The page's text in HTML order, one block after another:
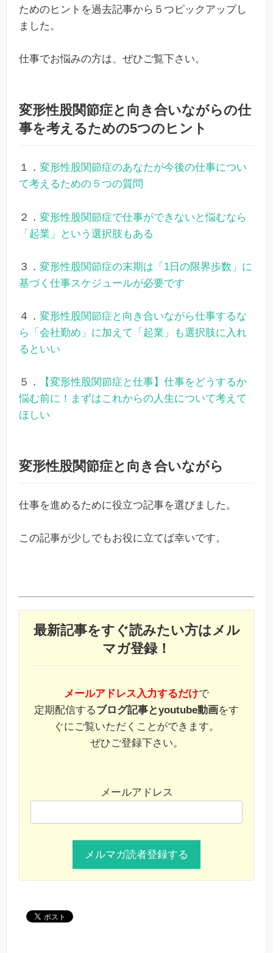
ためのヒントを過去記事から５つピックアップし
ました。
仕事でお悩みの方は、ぜひご覧下さい。
変形性股関節症と向き合いながらの仕
事を考えるための5つのヒント
１． 変形性股関節症のあなたが今後の仕事につい
て考えるための５つの質問
２． 変形性股関節症で仕事ができないと悩むなら
「起業」という選択肢もある
３． 変形性股関節症の末期は「1日の限界歩数」に
基づく仕事スケジュールが必要です
４． 変形性股関節症と向き合いながら仕事するな
ら「会社勤め」に加えて「起業」も選択肢に入れ
るといい
５．
【変形性股関節症と仕事】仕事をどうするか
悩む前に！まずはこれからの人生について考えて
ほしい
変形性股関節症と向き合いながら
仕事を進めるために役立つ記事を選びました。
この記事が少しでもお役に立てば幸いです。
最新記事をすぐ読みたい方はメル
マガ登録！
メールアドレス入力するだけで
定期配信するブログ記事とyoutube動画をす
ぐにご覧いただくことができます。
ぜひご登録下さい。
メールアドレス